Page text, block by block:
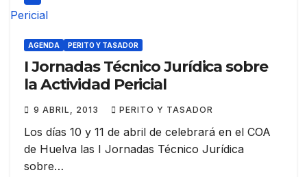
AGENDA PERITO Y TASADOR
I Jornadas Técnico Jurídica sobre
la Actividad Pericial
9 ABRIL, 2013 PERITO Y TASADOR
Los días 10 y 11 de abril de celebrará en el COA
de Huelva las I Jornadas Técnico Jurídica
sobre…